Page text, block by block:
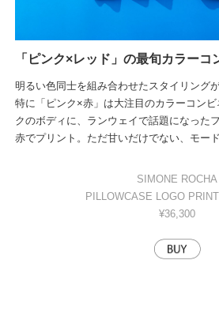
「ピンク×レッド」の最旬カラーコ
明るい色同士を組み合わせたスタイリング
特に「ピンク×赤」は大注目のカラーコン
クのボディに、ランウェイで話題になった
赤でプリント。ただ甘いだけでない、モー
SIMONE ROCHA
PILLOWCASE LOGO
¥36,300